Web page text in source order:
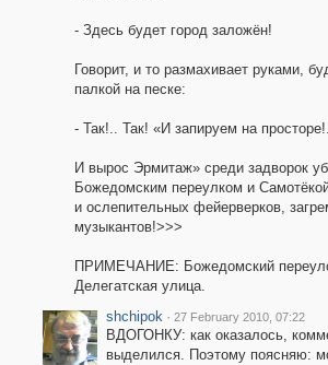
- Здесь будет город заложён!
Говорит, и то размахивает руками,
палкой на песке:
- Так!.. Так! «И запируем на
И вырос Эрмитаж» среди задворок
Божедомским переулком и
и ослепительных фейерверков,
музыкантов!>>>
ПРИМЕЧАНИЕ: Божедомский
Делегатская улица.
shchipok · 27 February 2010, 07:22
ВДОГОНКУ: как оказалось,
выделился. Поэтому поясняю: